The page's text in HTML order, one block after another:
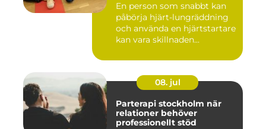
En person som snabbt kan
påbörja hjärt-lungräddning
och använda en hjärtstartare
kan vara skillnaden...
08. jul
Parterapi stockholm när
relationer behöver
professionellt stöd